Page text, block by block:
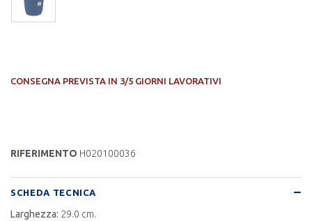
CONSEGNA PREVISTA IN 3/5 GIORNI LAVORATIVI
RIFERIMENTO H020100036
SCHEDA TECNICA
Larghezza: 29.0 cm.